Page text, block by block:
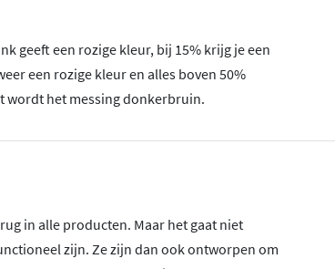
geeft een rozige kleur, bij 15% krijg je een
een rozige kleur en alles boven 50%
wordt het messing donkerbruin.
in alle producten. Maar het gaat niet
zijn. Ze zijn dan ook ontworpen om